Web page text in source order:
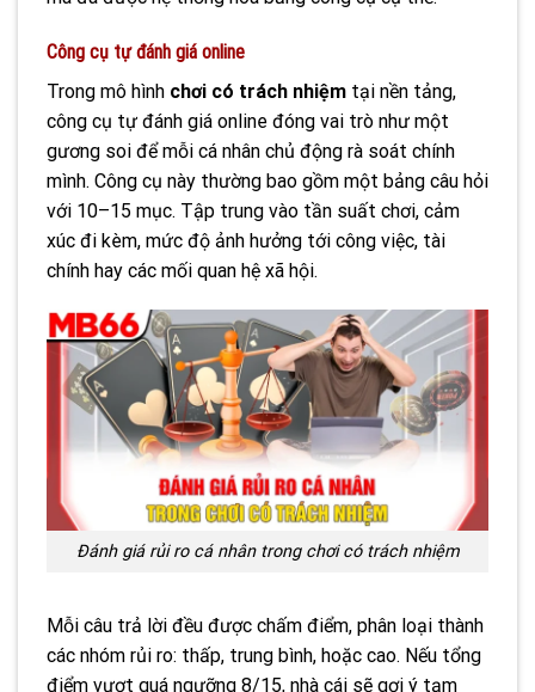
Công cụ tự đánh giá online
Trong mô hình chơi có trách nhiệm tại nền tảng,
công cụ tự đánh giá online đóng vai trò như một
gương soi để mỗi cá nhân chủ động rà soát chính
mình. Công cụ này thường bao gồm một bảng câu hỏi
với 10–15 mục. Tập trung vào tần suất chơi, cảm
xúc đi kèm, mức độ ảnh hưởng tới công việc, tài
chính hay các mối quan hệ xã hội.
Đánh giá rủi ro cá nhân trong chơi có trách nhiệm
Mỗi câu trả lời đều được chấm điểm, phân loại thành
các nhóm rủi ro: thấp, trung bình, hoặc cao. Nếu tổng
điểm vượt quá ngưỡng 8/15, nhà cái sẽ gợi ý tạm